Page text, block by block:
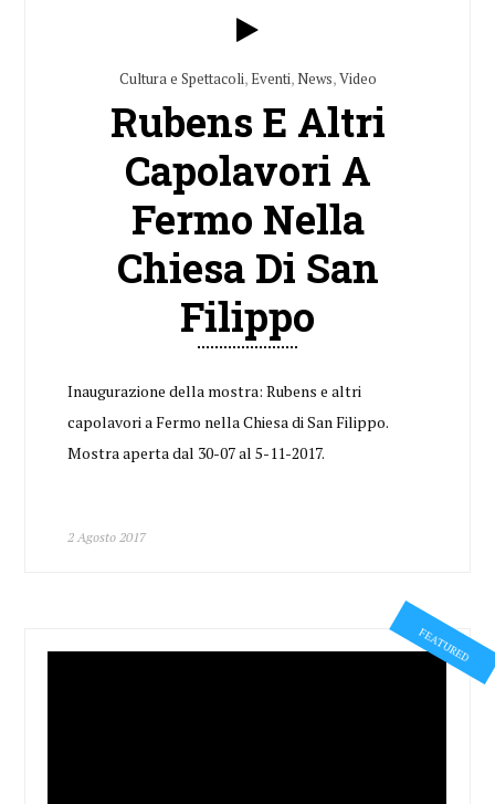
Cultura e Spettacoli,Eventi,News,Video
Rubens E Altri
Capolavori A
Fermo Nella
Chiesa Di San
Filippo
Inaugurazione della mostra: Rubens e altri
capolavori a Fermo nella Chiesa di San Filippo.
Mostra aperta dal 30-07 al 5-11-2017.
2 Agosto 2017
FEATURED